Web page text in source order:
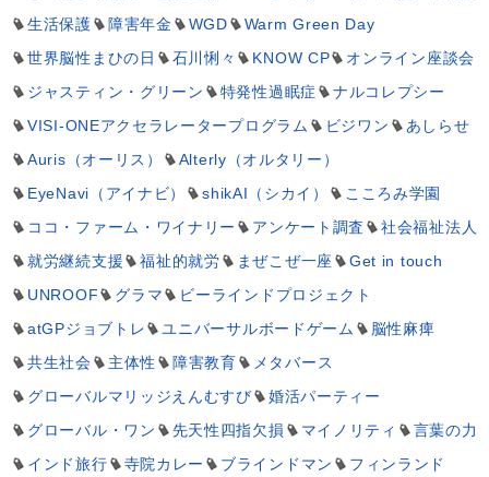
生活保護
障害年金 WGD
Warm Green Day
世界脳性まひの日
石川悧々 KNOW CP
オンライン座談会
ジャスティン・グリーン
特発性過眠症
ナルコレプシー
VISI-ONEアクセラレータープログラム
ビジワン
あしらせ
Auris（オーリス）
Alterly（オルタリー）
EyeNavi（アイナビ）
shikAI（シカイ）
こころみ学園
ココ・ファーム・ワイナリー
アンケート調査
社会福祉法人
就労継続支援
福祉的就労 まぜこぜ一座
Get in touch
UNROOF
グラマ
ビーラインドプロジェクト
atGPジョブトレ
ユニバーサルボードゲーム
脳性麻痺
共生社会
主体性 障害教育
メタバース
グローバルマリッジえんむすび
婚活パーティー
グローバル・ワン
先天性四指欠損 マイノリティ
言葉の力
インド旅行
寺院カレー ブラインドマン
フィンランド